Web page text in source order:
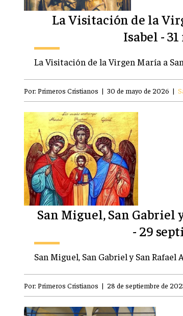
La Visitación de la
Isabel -
La Visitación de la Virgen María a
Por: Primeros Cristianos | 30 de mayo de 2026 |
San Miguel, San Gabriel
- 29
San Miguel, San Gabriel y San Rafael
Por: Primeros Cristianos | 28 de septiembre de